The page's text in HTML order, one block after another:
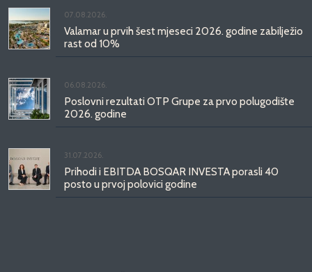
07.08.2026.
Valamar u prvih šest mjeseci 2026. godine zabilježio
rast od 10%
06.08.2026.
Poslovni rezultati OTP Grupe za prvo polugodište
2026. godine
31.07.2026.
Prihodi i EBITDA BOSQAR INVESTA porasli 40
posto u prvoj polovici godine